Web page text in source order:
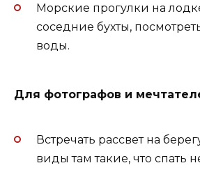
Морские прогулки на
соседние бухты,
воды.
Для фотографов и
Встречать рассвет на
виды там такие, что спать